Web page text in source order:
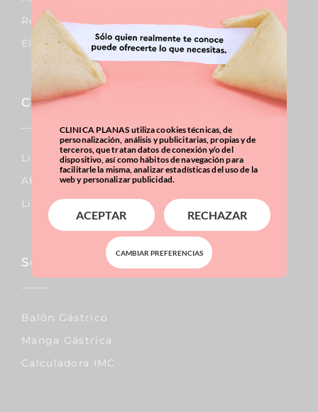
Reducción De Pecho
Elevación De Pecho
Corporal
Lipo Vaser
Abdominoplastia
Liposucción
Sobrepeso & Obesidad
Balón Gástrico
Manga Gástrica
Calculadora IMC
CLINICA PLANAS utiliza cookies técnicas, de
personalización, análisis y publicitarias, propias y de
terceros, que tratan datos de conexión y/o del
dispositivo, así como hábitos de navegación para
facilitarle la misma, analizar estadísticas del uso de la
web y personalizar publicidad.
ACEPTAR RECHAZAR
CAMBIAR PREFERENCIAS